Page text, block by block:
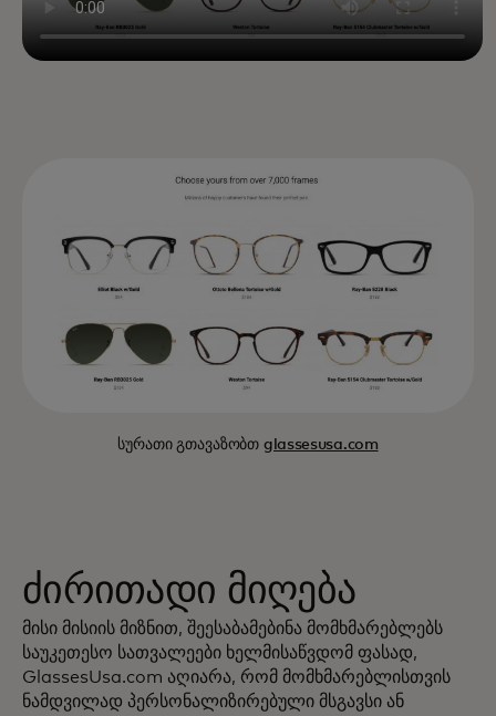
სურათი გთავაზობთglassesusa.com
ძირითადი მიღება
მისი მისიის მიზნით, შეესაბამებინა მომხმარებლებს
საუკეთესო სათვალეები ხელმისაწვდომ ფასად,
GlassesUsa.com აღიარა, რომ მომხმარებლისთვის
ნამდვილად პერსონალიზირებული მსგავსი ან